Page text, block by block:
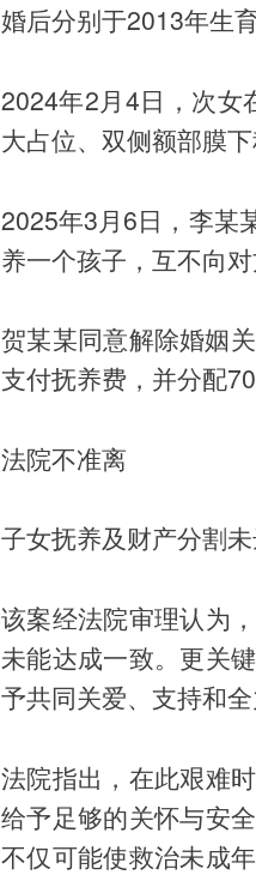
婚后分别于2013年生
2024年2月4日，次女
大占位、双侧额部膜
2025年3月6日，李某
养一个孩子，互不向对
贺某某同意解除婚姻
支付抚养费，并分配
法院不准离
子女抚养及财产分割
该案经法院审理认为
未能达成一致。更关
予共同关爱、支持和全
法院指出，在此艰难
给予足够的关怀与安
不仅可能使救治未成